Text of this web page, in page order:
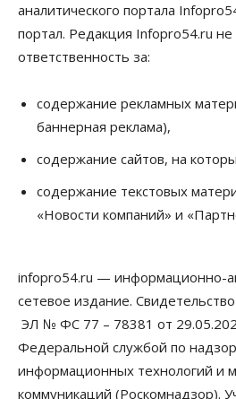
Новосибирск готовится к
Путина
Бизнес Недвижимость Общество
Росреестр назвал
06 Августа 2026, 12:00
Телекоммуникации
В 16 населённых пунктах
Бизнес Право&Порядок
Злоумышленники
новосибирские компании
почту
06 Августа 2026, 11:00
Общество
аналитического портала
портал. Редакция Infopro54.ru не
ответственность за:
содержание рекламных
баннерная реклама),
содержание сайтов, на
содержание текстовых
«Новости компаний» и
infopro54.ru — информационно-
сетевое издание.
ЭЛ № ФС 77 – 78381 от
Федеральной службой по
информационных технологий и
коммуникаций (Роскомнадзор).